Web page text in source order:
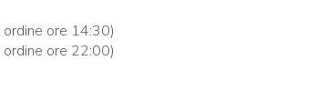
ore 14:30)
ore 22:00)